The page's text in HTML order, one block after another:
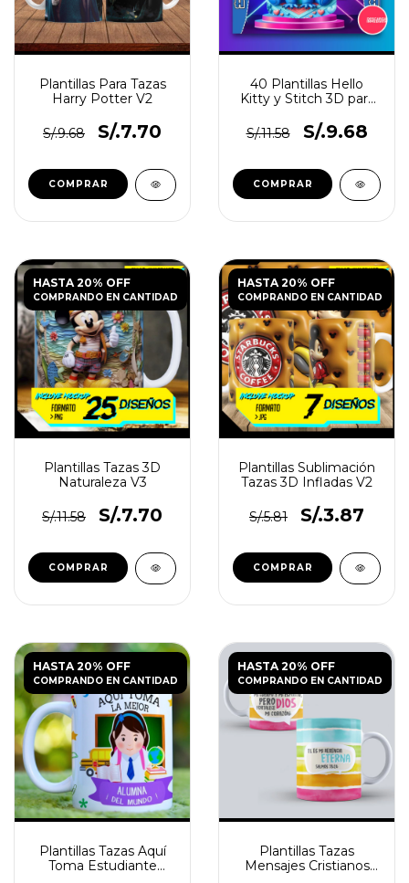
Plantillas Para Tazas
Harry Potter V2
S/.9.68 S/.7.70
40 Plantillas Hello
Kitty y Stitch 3D para
S/.11.58
S/.9.68
HASTA 20% OFF
COMPRANDO EN CANTIDAD
Plantillas Tazas 3D
Naturaleza V3
S/.11.58 S/.7.70
HASTA 20% OFF
COMPRANDO EN CANTIDAD
Plantillas Sublimación
Tazas 3D Infladas V2
S/.5.81 S/.3.87
HASTA 20% OFF
COMPRANDO EN CANTIDAD
Plantillas Tazas Aquí
Toma Estudiante
HASTA 20% OFF
COMPRANDO EN CANTIDAD
Plantillas Tazas
Mensajes Cristianos